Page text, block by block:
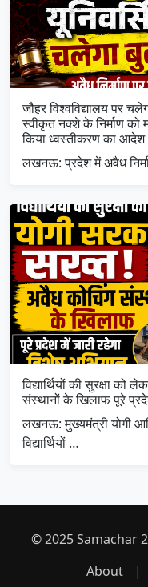
जौहर विश्वविद्यालय पर
स्वीकृत नक्शे के निर्माण को
किया ध्वस्तीकरण का आदेश
लखनऊ: प्रदेश में अवैध
विद्यार्थियों की सुरक्षा
संस्थानों के खिलाफ पूरे
लखनऊ: मुख्यमंत्री योगी
विद्यार्थियों …
© 2025 Samachar
About
|